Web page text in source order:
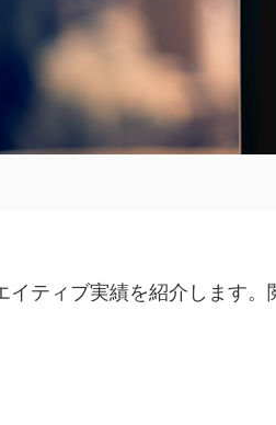
ティブ実績を紹介します